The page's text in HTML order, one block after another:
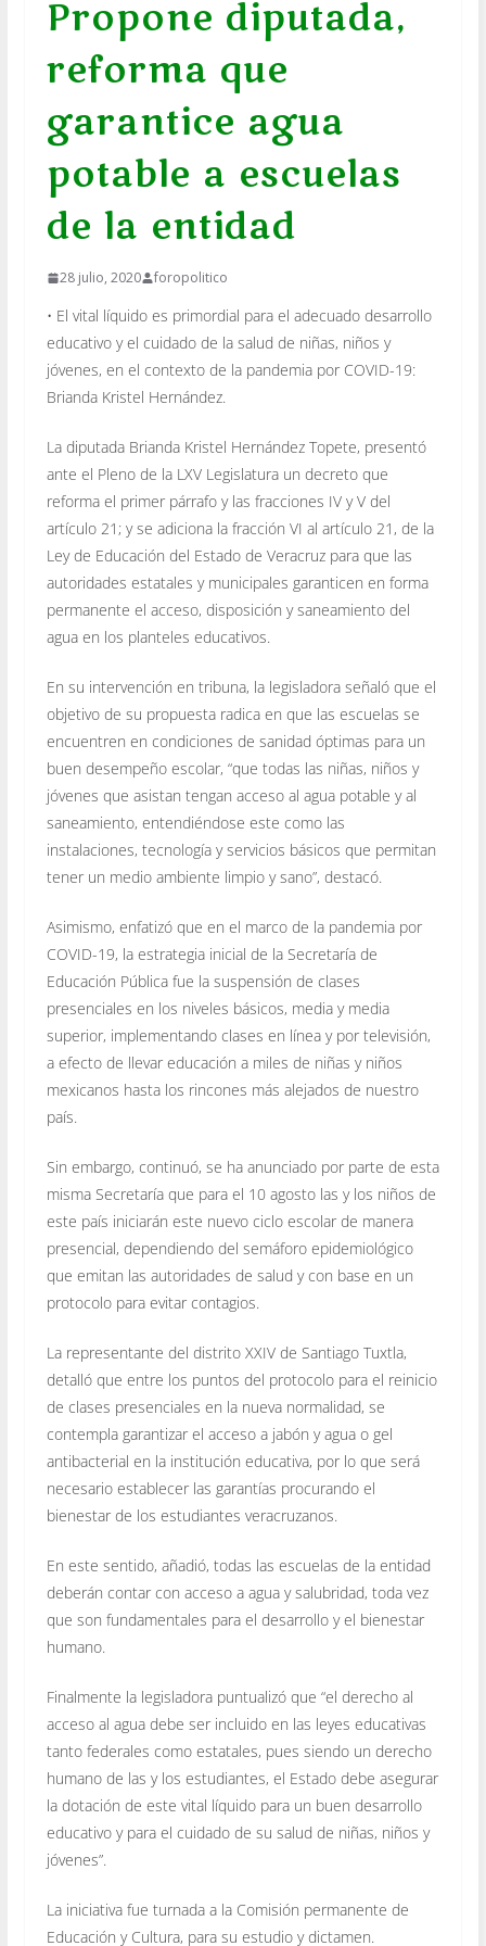
Propone diputada,
reforma que
garantice agua
potable a escuelas
de la entidad
28 julio, 2020 foropolitico
• El vital líquido es primordial para el adecuado desarrollo
educativo y el cuidado de la salud de niñas, niños y
jóvenes, en el contexto de la pandemia por COVID-19:
Brianda Kristel Hernández.
La diputada Brianda Kristel Hernández Topete, presentó
ante el Pleno de la LXV Legislatura un decreto que
reforma el primer párrafo y las fracciones IV y V del
artículo 21; y se adiciona la fracción VI al artículo 21, de la
Ley de Educación del Estado de Veracruz para que las
autoridades estatales y municipales garanticen en forma
permanente el acceso, disposición y saneamiento del
agua en los planteles educativos.
En su intervención en tribuna, la legisladora señaló que el
objetivo de su propuesta radica en que las escuelas se
encuentren en condiciones de sanidad óptimas para un
buen desempeño escolar, “que todas las niñas, niños y
jóvenes que asistan tengan acceso al agua potable y al
saneamiento, entendiéndose este como las
instalaciones, tecnología y servicios básicos que permitan
tener un medio ambiente limpio y sano”, destacó.
Asimismo, enfatizó que en el marco de la pandemia por
COVID-19, la estrategia inicial de la Secretaría de
Educación Pública fue la suspensión de clases
presenciales en los niveles básicos, media y media
superior, implementando clases en línea y por televisión,
a efecto de llevar educación a miles de niñas y niños
mexicanos hasta los rincones más alejados de nuestro
país.
Sin embargo, continuó, se ha anunciado por parte de esta
misma Secretaría que para el 10 agosto las y los niños de
este país iniciarán este nuevo ciclo escolar de manera
presencial, dependiendo del semáforo epidemiológico
que emitan las autoridades de salud y con base en un
protocolo para evitar contagios.
La representante del distrito XXIV de Santiago Tuxtla,
detalló que entre los puntos del protocolo para el reinicio
de clases presenciales en la nueva normalidad, se
contempla garantizar el acceso a jabón y agua o gel
antibacterial en la institución educativa, por lo que será
necesario establecer las garantías procurando el
bienestar de los estudiantes veracruzanos.
En este sentido, añadió, todas las escuelas de la entidad
deberán contar con acceso a agua y salubridad, toda vez
que son fundamentales para el desarrollo y el bienestar
humano.
Finalmente la legisladora puntualizó que “el derecho al
acceso al agua debe ser incluido en las leyes educativas
tanto federales como estatales, pues siendo un derecho
humano de las y los estudiantes, el Estado debe asegurar
la dotación de este vital líquido para un buen desarrollo
educativo y para el cuidado de su salud de niñas, niños y
jóvenes”.
La iniciativa fue turnada a la Comisión permanente de
Educación y Cultura, para su estudio y dictamen.